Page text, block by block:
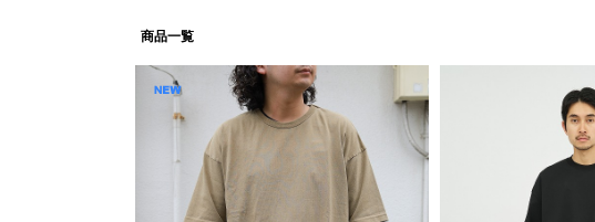
商品一覧